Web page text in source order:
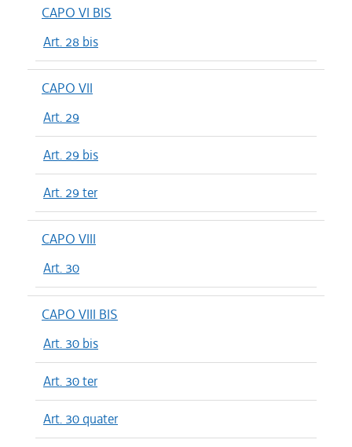
CAPO VI BIS
Art. 28 bis
CAPO VII
Art. 29
Art. 29 bis
Art. 29 ter
CAPO VIII
Art. 30
CAPO VIII BIS
Art. 30 bis
Art. 30 ter
Art. 30 quater